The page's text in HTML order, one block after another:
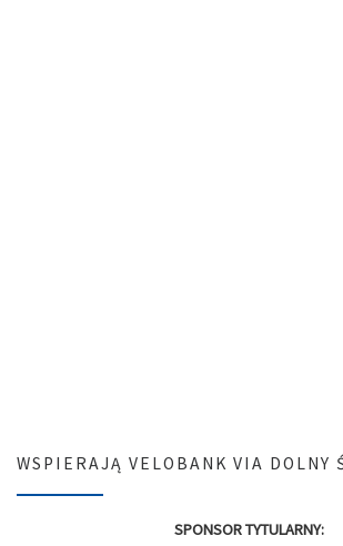
WSPIERAJĄ VELOBANK VIA DOLNY
SPONSOR TYTULARNY: